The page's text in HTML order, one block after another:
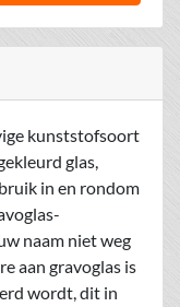
kunststofsoort
glas,
in en rondom
naam niet weg
aan gravoglas is
wordt, dit in